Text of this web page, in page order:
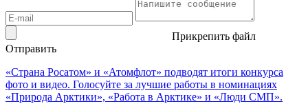
Прикрепить файл
Отправить
«Страна Росатом» и «Атомфлот» подводят итоги конкурса
фото и видео. Голосуйте за лучшие работы в номинациях
«Природа Арктики», «Работа в Арктике» и «Люди СМП».